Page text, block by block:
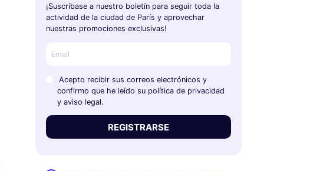
¡Suscríbase a nuestro boletín para seguir toda la
actividad de la ciudad de París y aprovechar
nuestras promociones exclusivas!
Acepto recibir sus correos electrónicos y
confirmo que he leído su política de privacidad
y aviso legal.
REGISTRARSE